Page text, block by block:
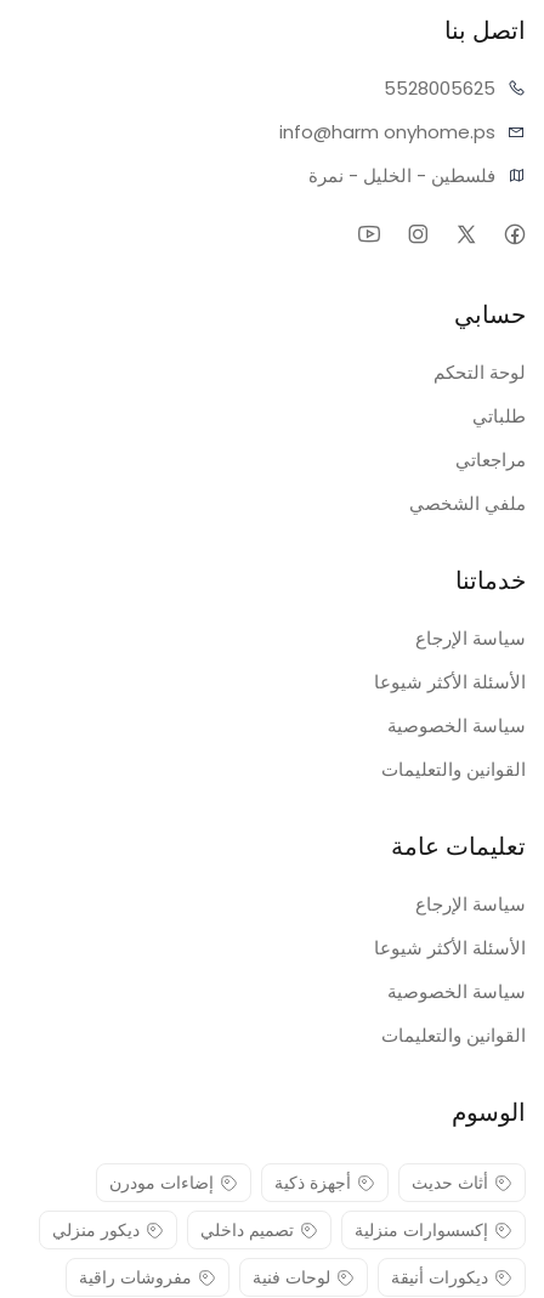
اتصل بنا
05625
55280
info@harm onyhome.ps
فلسطين - الخليل - نمرة
حسابي
لوحة التحكم
طلباتي
مراجعاتي
ملفي الشخصي
خدماتنا
سياسة الإرجاع
الأسئلة الأكثر شيوعا
سياسة الخصوصية
القوانين والتعليمات
تعليمات عامة
سياسة الإرجاع
الأسئلة الأكثر شيوعا
سياسة الخصوصية
القوانين والتعليمات
الوسوم
أثاث حديث أجهزة ذكية
إضاءات مودرن
إكسسوارات منزلية
تصميم داخلي
ديكور منزلي
ديكورات أنيقة
لوحات فنية مفروشات راقية